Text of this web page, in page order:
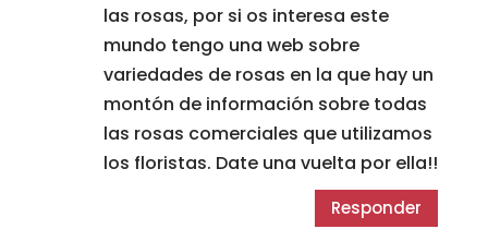
las rosas, por si os interesa este
mundo tengo una web sobre
variedades de rosas en la que hay un
montón de información sobre todas
las rosas comerciales que utilizamos
los floristas. Date una vuelta por ella!!
Responder